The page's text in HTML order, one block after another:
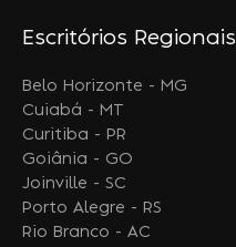
Escritórios Regionais
Belo Horizonte - MG
Cuiabá - MT
Curitiba - PR
Goiânia - GO
Joinville - SC
Porto Alegre - RS
Rio Branco - AC